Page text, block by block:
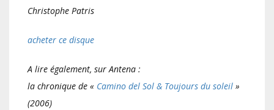
Christophe Patris
acheter ce disque
A lire également, sur Antena :
la chronique de « Camino del Sol & Toujours du soleil »
(2006)